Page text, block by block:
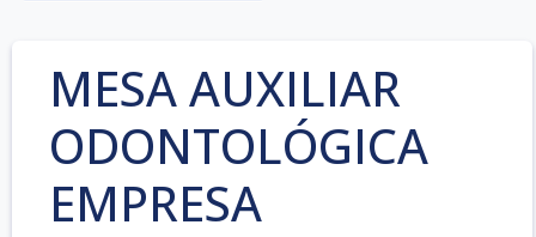
MESA AUXILIAR
ODONTOLÓGICA
EMPRESA